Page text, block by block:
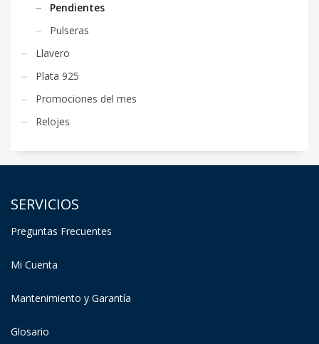
Pendientes
Pulseras
Llavero
Plata 925
Promociones del mes
Relojes
SERVICIOS
Preguntas Frecuentes
Mi Cuenta
Mantenimiento y Garantía
Glosario